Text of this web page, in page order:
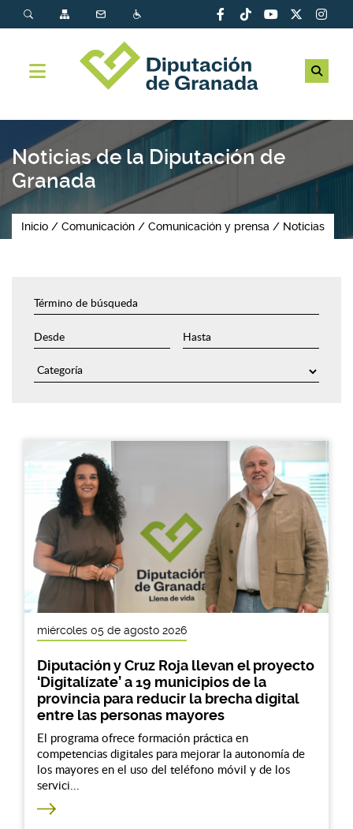
Noticias de la Diputación de
Granada
Inicio Comunicación Comunicación y prensa Noticias
miércoles 05 de agosto 2026
Diputación y Cruz Roja llevan el proyecto
‘Digitalízate’ a 19 municipios de la
provincia para reducir la brecha digital
entre las personas mayores
El programa ofrece formación práctica en
competencias digitales para mejorar la autonomía de
los mayores en el uso del teléfono móvil y de los
servici...